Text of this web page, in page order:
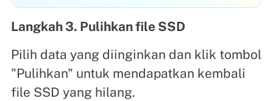
Langkah 3. Pulihkan file SSD
Pilih data yang diinginkan dan klik tombol
"Pulihkan" untuk mendapatkan kembali
file SSD yang hilang.